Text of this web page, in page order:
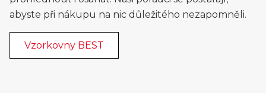
abyste při nákupu na nic důležitého nezapomněli.
Vzorkovny BEST